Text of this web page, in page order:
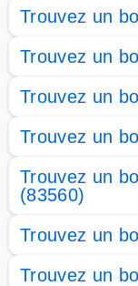
Trouvez un
Trouvez un
Trouvez un
Trouvez un
Trouvez un
(83560)
Trouvez un
Trouvez un